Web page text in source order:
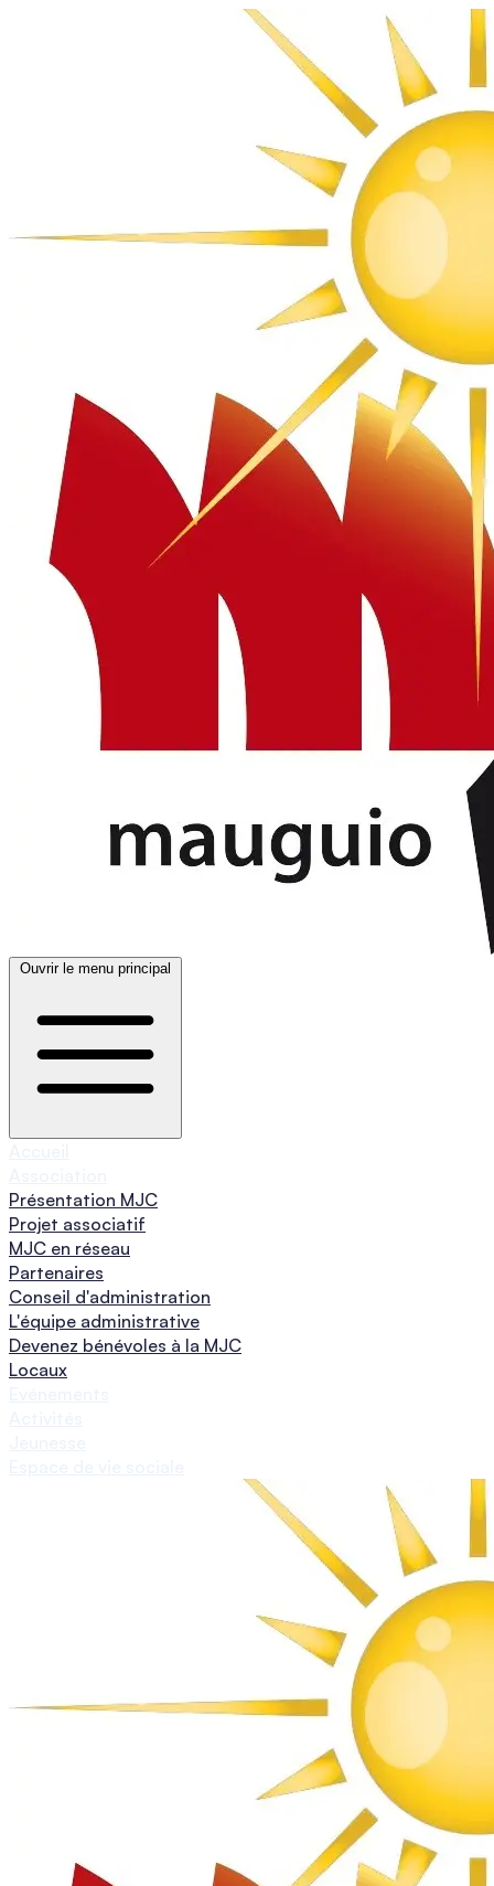
Ouvrir le menu principal
Présentation MJC
Projet associatif
MJC en réseau
Partenaires
Conseil d'administration
L'équipe administrative
Devenez bénévoles à la MJC
Locaux